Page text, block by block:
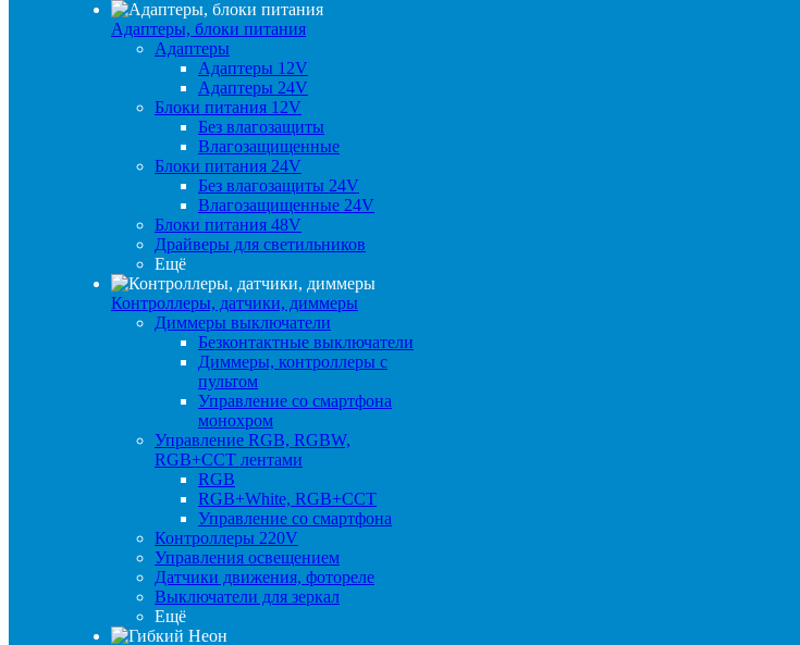
Адаптеры, блоки питания
Адаптеры
Адаптеры 12V
Адаптеры 24V
Блоки питания 12V
Без влагозащиты
Влагозащищенные
Блоки питания 24V
Без влагозащиты 24V
Влагозащищенные 24V
Блоки питания 48V
Драйверы для светильников
Ещё
Контроллеры, датчики, диммеры
Диммеры выключатели
Безконтактные выключатели
Диммеры, контроллеры с
пультом
Управление со смартфона
монохром
Управление RGB, RGBW,
RGB+CCT лентами
RGB
RGB+White, RGB+CCT
Управление со смартфона
Контроллеры 220V
Управления освещением
Датчики движения, фотореле
Выключатели для зеркал
Ещё